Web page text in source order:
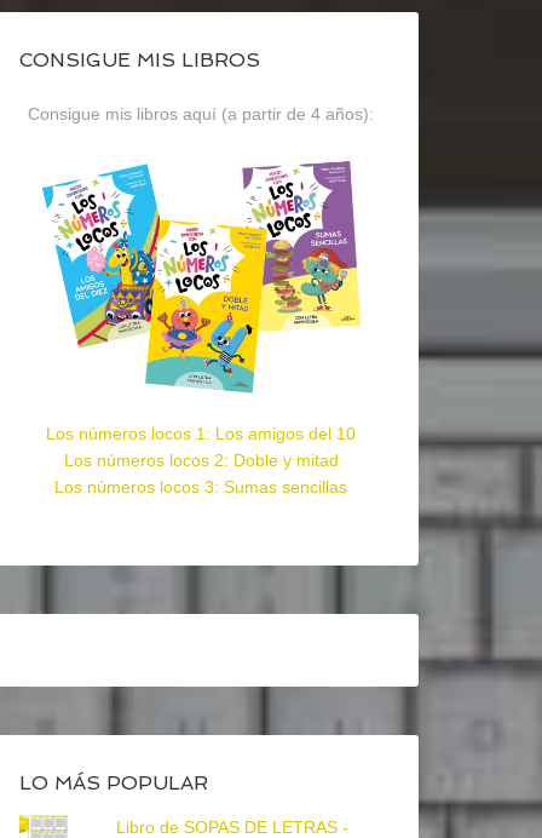
CONSIGUE MIS LIBROS
Consigue mis libros aquí (a partir de 4 años):
Los números locos 1: Los amigos del 10
Los números locos 2: Doble y mitad
Los números locos 3: Sumas sencillas
LO MÁS POPULAR
Libro de SOPAS DE LETRAS -